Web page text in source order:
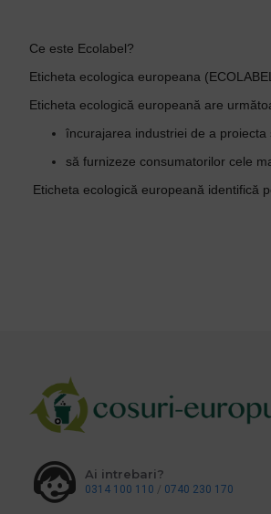
Ce este Ecolabel?
Eticheta ecologica europeana
Eticheta ecologică europeană are
încurajarea industriei de a
să furnizeze consumatorilor cele
Eticheta ecologică europeană identifică
Ai intrebari?
0314 100 110 / 0740 230 170